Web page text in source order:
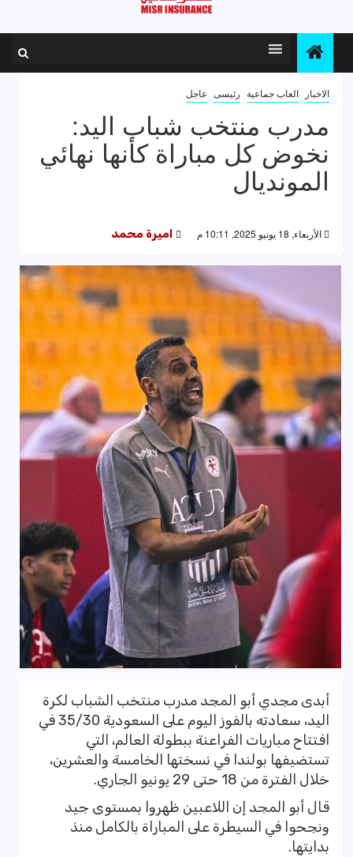
الاخبار العاب جماعية رئيسى عاجل
مدرب منتخب شباب اليد:
نخوض كل مباراة كأنها نهائي
المونديال
الأربعاء, 18 يونيو 2025, 10:11 م اميرة محمد
أبدى مجدي أبو المجد مدرب منتخب الشباب لكرة
اليد، سعادته بالفوز اليوم على السعودية 35/30 في
افتتاح مباريات الفراعنة ببطولة العالم، التي
تستضيفها بولندا في نسختها الخامسة والعشرين،
خلال الفترة من 18 حتى 29 يونيو الجاري.
قال أبو المجد إن اللاعبين ظهروا بمستوى جيد
ونجحوا في السيطرة على المباراة بالكامل منذ
بدايتها.